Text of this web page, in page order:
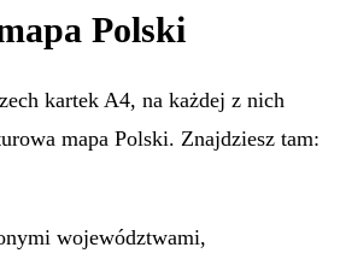
Polski
kartek A4, na każdej z nich
mapa Polski. Znajdziesz tam:
województwami,